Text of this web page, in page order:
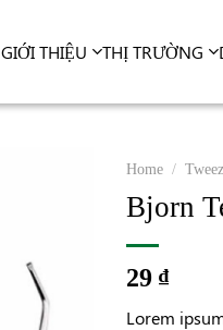
GIỚI THIỆU THỊ TRƯỜNG
Home /
Bjorn
29 ₫
Lorem